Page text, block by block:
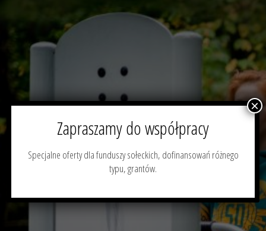
Zapraszamy do współpracy
Specjalne oferty dla funduszy sołeckich, dofinansowań różnego
typu, grantów.
×